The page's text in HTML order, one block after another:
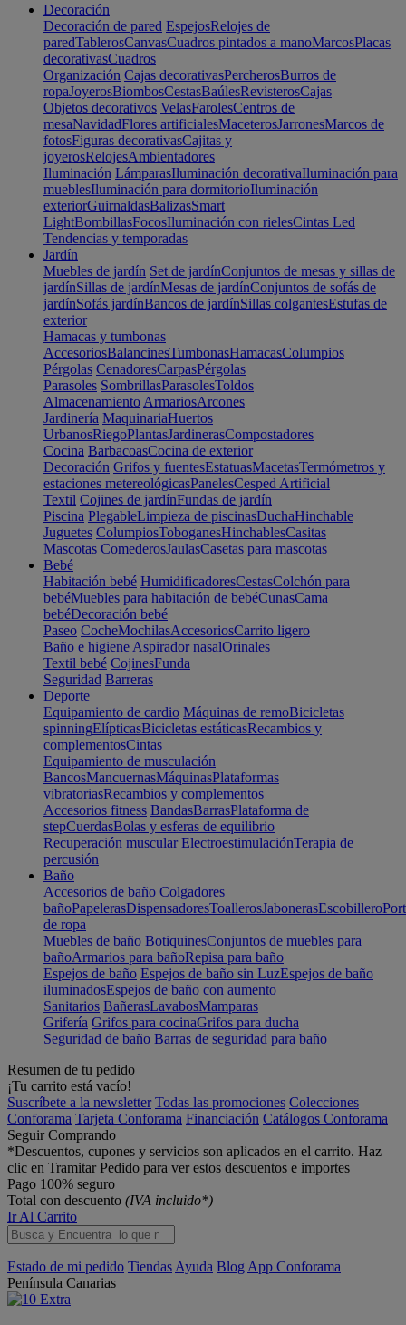
Decoración
Decoración de pared EspejosRelojes de
paredTablerosCanvasCuadros pintados a manoMarcosPlacas
decorativasCuadros
Organización Cajas decorativasPercherosBurros de
ropaJoyerosBiombosCestasBaúlesRevisterosCajas
Objetos decorativos VelasFarolesCentros de
mesaNavidadFlores artificialesMaceterosJarronesMarcos de
fotosFiguras decorativasCajitas y
joyerosRelojesAmbientadores
Iluminación LámparasIluminación decorativaIluminación para
mueblesIluminación para dormitorioIluminación
exteriorGuirnaldasBalizasSmart
LightBombillasFocosIluminación con rielesCintas Led
Tendencias y temporadas
Jardín
Muebles de jardín Set de jardínConjuntos de mesas y sillas de
jardínSillas de jardínMesas de jardínConjuntos de sofás de
jardínSofás jardínBancos de jardínSillas colgantesEstufas de
exterior
Hamacas y tumbonas
AccesoriosBalancinesTumbonasHamacasColumpios
Pérgolas CenadoresCarpasPérgolas
Parasoles SombrillasParasolesToldos
Almacenamiento ArmariosArcones
Jardinería MaquinariaHuertos
UrbanosRiegoPlantasJardinerasCompostadores
Cocina BarbacoasCocina de exterior
Decoración Grifos y fuentesEstatuasMacetasTermómetros y
estaciones metereológicasPanelesCesped Artificial
Textil Cojines de jardínFundas de jardín
Piscina PlegableLimpieza de piscinasDuchaHinchable
Juguetes ColumpiosToboganesHinchablesCasitas
Mascotas ComederosJaulasCasetas para mascotas
Bebé
Habitación bebé HumidificadoresCestasColchón para
bebéMuebles para habitación de bebéCunasCama
bebéDecoración bebé
Paseo CocheMochilasAccesoriosCarrito ligero
Baño e higiene Aspirador nasalOrinales
Textil bebé CojinesFunda
Seguridad Barreras
Deporte
Equipamiento de cardio Máquinas de remoBicicletas
spinningElípticasBicicletas estáticasRecambios y
complementosCintas
Equipamiento de musculación
BancosMancuernasMáquinasPlataformas
vibratoriasRecambios y complementos
Accesorios fitness BandasBarrasPlataforma de
stepCuerdasBolas y esferas de equilibrio
Recuperación muscular ElectroestimulaciónTerapia de
percusión
Baño
Accesorios de baño Colgadores
bañoPapelerasDispensadoresToallerosJabonerasEscobillero
de ropa
Muebles de baño BotiquinesConjuntos de muebles para
bañoArmarios para bañoRepisa para baño
Espejos de baño Espejos de baño sin LuzEspejos de baño
iluminadosEspejos de baño con aumento
Sanitarios BañerasLavabosMamparas
Grifería Grifos para cocinaGrifos para ducha
Seguridad de baño Barras de seguridad para baño
Resumen de tu pedido
¡Tu carrito está vacío!
Suscríbete a la newsletter Todas las promociones Colecciones
Conforama Tarjeta Conforama Financiación Catálogos Conforama
Seguir Comprando
*Descuentos, cupones y servicios son aplicados en el carrito. Haz
clic en Tramitar Pedido para ver estos descuentos e importes
Pago 100% seguro
Total con descuento (IVA incluido*)
Ir Al Carrito
Estado de mi pedido Tiendas Ayuda Blog App Conforama
Península Canarias